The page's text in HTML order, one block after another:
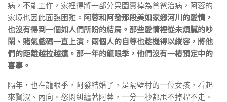
病，不能工作，家裡得將一部分果園賣掉為爸爸治病，阿蓉的
家境也因此面臨困難。 阿蓉和阿發那段美如家鄉河川的愛情，
也沒有得到一個如人們所盼的結局。那些愛情裡從未煩膩的吵
鬧、賭氣戲碼一直上演，兩個人的自尊也趁機得以縱容，將他
們的距離越拉越遠。那一年的龍眼季，他們沒有一樁預定中的
喜事。
隔年，也在龍眼季，阿發結婚了，是隔壁村的一位女孩，看起
來賢淑、內向。愁悶糾纏著阿蓉，一分一秒都甩不掉趕不走。